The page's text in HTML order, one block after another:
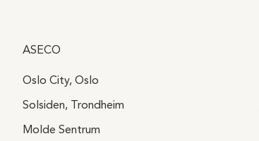
ASECO
Oslo City, Oslo
Solsiden, Trondheim
Molde Sentrum